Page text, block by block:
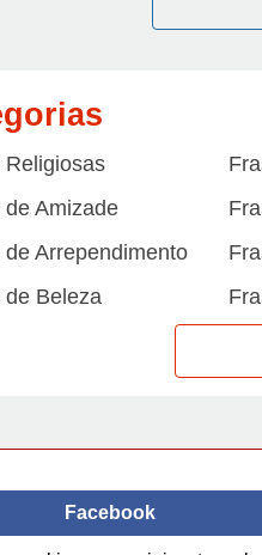
Religiosas
de Amizade
de Arrependimento
de Beleza
de Horário de verão
Facebook